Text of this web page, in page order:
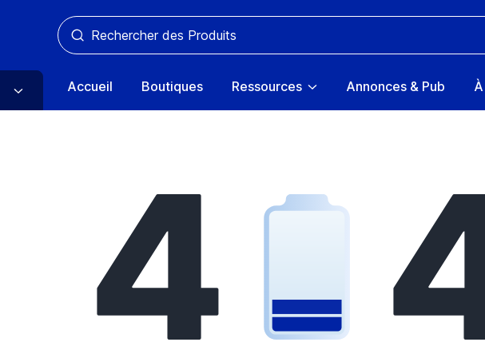
Accueil Boutiques Ressources Annonces & Pub